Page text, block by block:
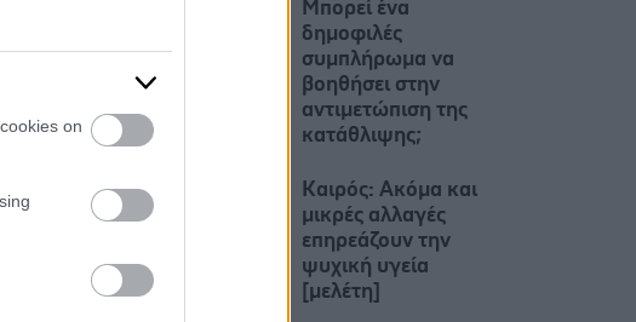
on
Μπορεί ένα
δημοφιλές
συμπλήρωμα να
βοηθήσει στην
αντιμετώπιση της
κατάθλιψης;
Καιρός: Ακόμα και
μικρές αλλαγές
επηρεάζουν την
ψυχική υγεία
[μελέτη]